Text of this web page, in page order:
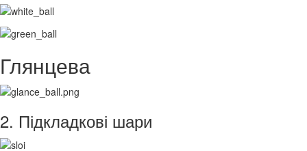
Глянцева
2. Підкладкові шари